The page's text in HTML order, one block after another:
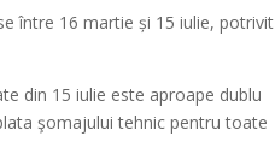
între 16 martie și 15 iulie, potrivit
din 15 iulie este aproape dublu
şomajului tehnic pentru toate